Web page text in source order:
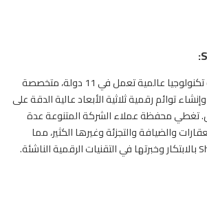
ShaikhTech هي شركة تكنولوجيا عالمية تعمل في 11 دولة، متخصصة
توائم رقمية ثلاثية الأبعاد عالية الدقة على
تغطي محفظة عملاء الشركة المتنوعة عدة
والضيافة والتجزئة وغيرها الكثير، مما